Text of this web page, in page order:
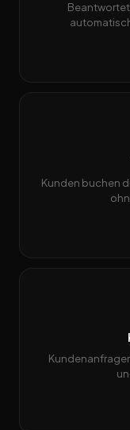
Beantwortet
Kunden buchen